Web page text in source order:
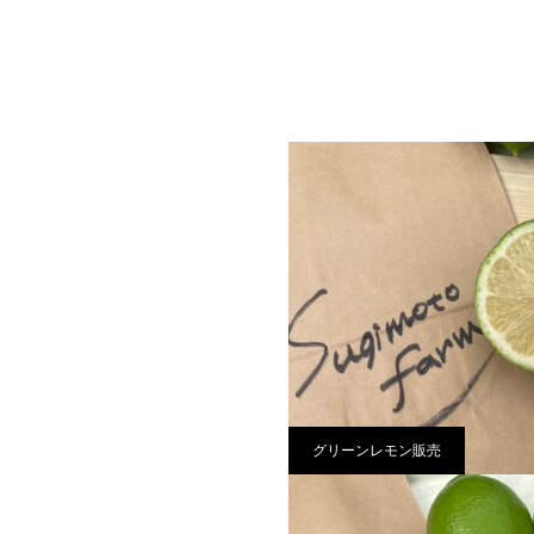
グリーンレモン販売